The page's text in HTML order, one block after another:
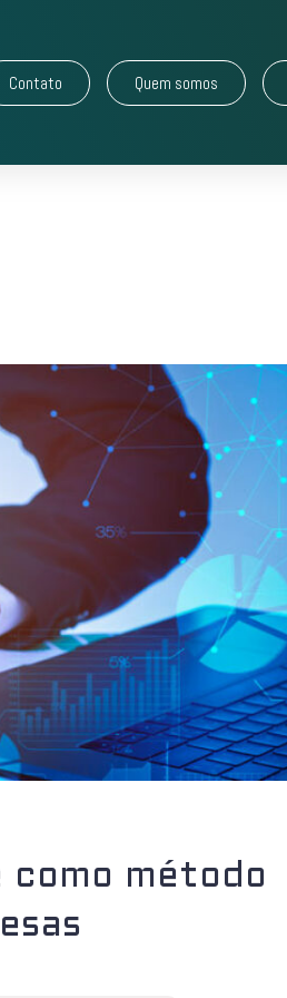
Contato Quem somos
método